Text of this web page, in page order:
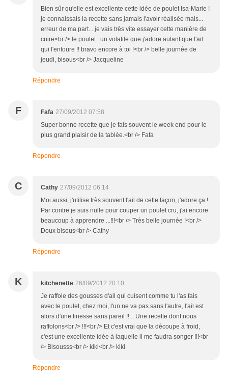
Bien sûr qu'elle est excellente cette idée de poulet Isa-Marie !
je connaissais la recette sans jamais l'avoir réalisée mais...
erreur de ma part... je vais très vite essayer cette manière de
cuire<br /> le poulet.. un volatile que j'adore autant que l'ail
qui l'entoure !! bravo encore à toi !<br /> belle journée de
jeudi, bisous<br /> Jacqueline
Répondre
F Fafa 27/09/2012 07:58
Super bonne recette que je fais souvent le week end pour le
plus grand plaisir de la tablée.<br /> Fafa
Répondre
C Cathy 27/09/2012 06:14
Moi aussi, j'utilise très souvent l'ail de cette façon, j'adore ça !
Par contre je suis nulle pour couper un poulet cru, j'ai encore
beaucoup à apprendre ...!!!<br /> Très belle journée !<br />
Doux bisous<br /> Cathy
Répondre
K kitchenette 26/09/2012 20:10
Je raffole des gousses d'ail qui cuisent comme tu l'as fais
avec le poulet, chez moi, l'un ne va pas sans l'autre, l'ail est
alors d'une finesse sans pareil !! .. Une recette dont nous
raffolons<br /> !!!<br /> Et c'est vrai que la découpe à froid,
c'est une excellente idée à laquelle il me faudra songer !!!<br
/> Bisousss<br /> kiki<br /> kiki
Répondre